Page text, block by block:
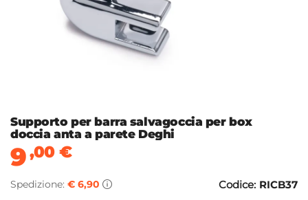
Supporto per barra salvagoccia per box
doccia anta a parete Deghi
9,00 €
Spedizione: € 6,90 Codice: RICB37